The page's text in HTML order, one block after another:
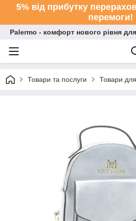
5% від прибутку
перемоги!
Palermo - комфорт нового рівня
Товари та послуги Товари